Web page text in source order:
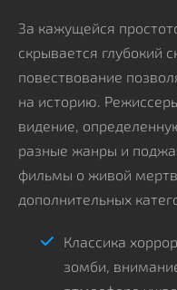
За кажущейся
скрывается глубокий
повествование
на историю.
видение,
разные жанры и
фильмы о живой
дополнительных
Классика
зомби,